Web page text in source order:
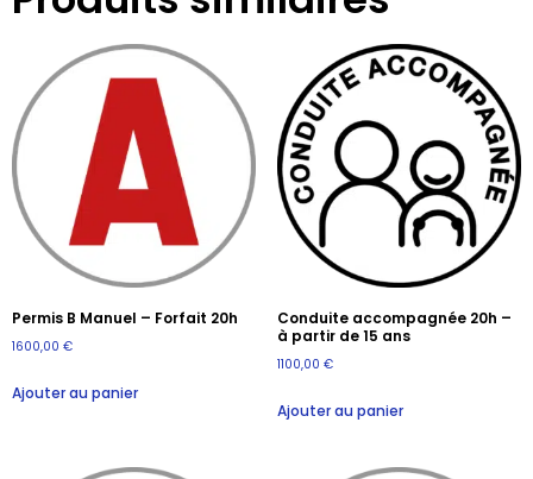
Permis B Manuel – Forfait 20h
1600,00 €
Ajouter au panier
Conduite accompagnée 20h –
à partir de 15 ans
1100,00 €
Ajouter au panier